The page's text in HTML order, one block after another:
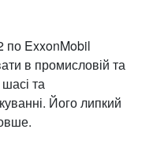
по ExxonMobil
в промисловій та
та
Його липкий